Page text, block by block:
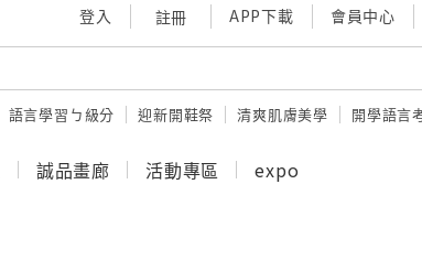
登入 註冊 APP下載 會員中心
語言學習ㄅ級分 迎新開鞋祭 清爽肌膚美學 開學語言
誠品畫廊 活動專區 expo